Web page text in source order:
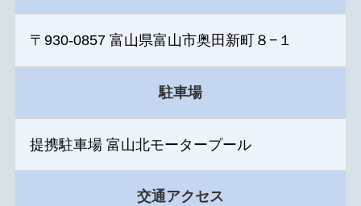
〒930-0857 富山県富山市奥田新町８−１
駐車場
提携駐車場 富山北モータープール
交通アクセス